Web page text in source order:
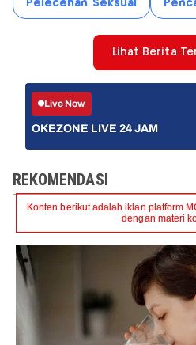
Pelecehan Seksual
Lihat Berita
Live Now
OKEZONE LIVE 24 JAM